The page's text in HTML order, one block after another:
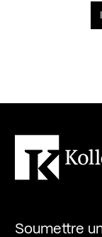
Soumettre